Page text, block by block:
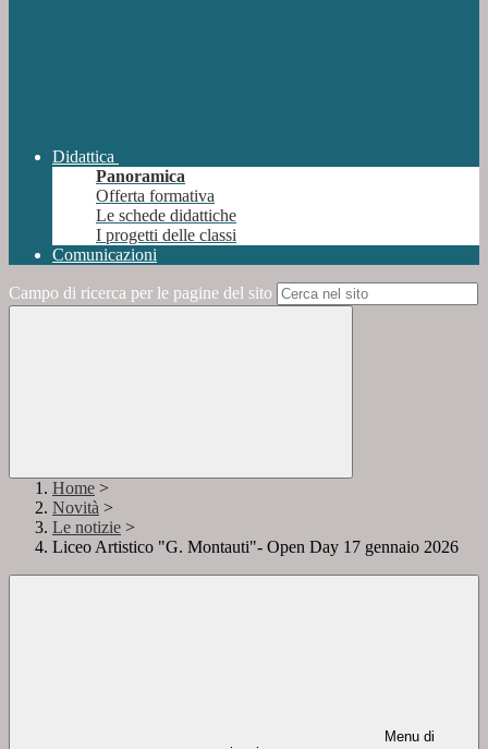
Didattica
Panoramica
Offerta formativa
Le schede didattiche
I progetti delle classi
Comunicazioni
Campo di ricerca per le pagine del sito
Home >
Novità >
Le notizie >
Liceo Artistico "G. Montauti"- Open Day 17 gennaio 2026
Menu di